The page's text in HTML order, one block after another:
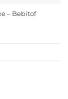
– Bebitof